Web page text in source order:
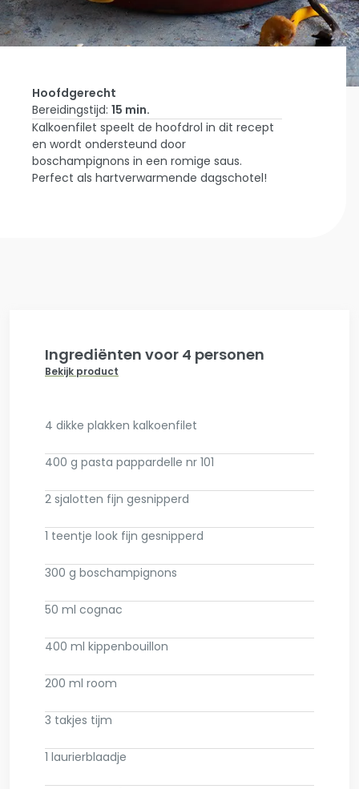
Home
Laat Je Inspireren
Kalkoenfilet Met
Boschampignons
Hoofdgerecht
Bereidingstijd: 15 min.
Kalkoenfilet speelt de hoofdrol in dit recept
en wordt ondersteund door
boschampignons in een romige saus.
Perfect als hartverwarmende dagschotel!
Ingrediënten voor 4 personen
Bekijk product
4 dikke plakken kalkoenfilet
400 g pasta pappardelle nr 101
2 sjalotten fijn gesnipperd
1 teentje look fijn gesnipperd
300 g boschampignons
50 ml cognac
400 ml kippenbouillon
200 ml room
3 takjes tijm
1 laurierblaadje